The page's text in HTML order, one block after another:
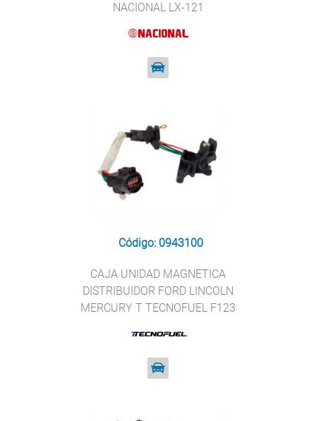
NACIONAL LX-121
Código: 0943100
CAJA UNIDAD MAGNETICA
DISTRIBUIDOR FORD LINCOLN
MERCURY T TECNOFUEL F123